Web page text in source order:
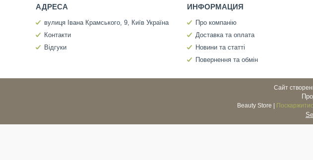
АДРЕСА
вулиця Івана Крамського, 9, Київ Україна
Контакти
Відгуки
ИНФОРМАЦИЯ
Про компанію
Доставка та оплата
Новини та статті
Повернення та обмін
Сайт